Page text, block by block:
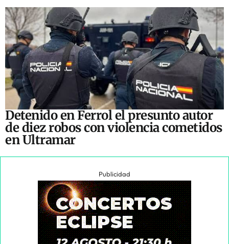
Detenido en Ferrol el presunto autor
de diez robos con violencia cometidos
en Ultramar
Publicidad